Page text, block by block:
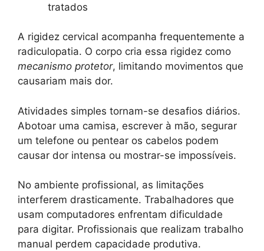
tratados
A rigidez cervical acompanha frequentemente a
radiculopatia. O corpo cria essa rigidez como
mecanismo protetor, limitando movimentos que
causariam mais dor.
Atividades simples tornam-se desafios diários.
Abotoar uma camisa, escrever à mão, segurar
um telefone ou pentear os cabelos podem
causar dor intensa ou mostrar-se impossíveis.
No ambiente profissional, as limitações
interferem drasticamente. Trabalhadores que
usam computadores enfrentam dificuldade
para digitar. Profissionais que realizam trabalho
manual perdem capacidade produtiva.